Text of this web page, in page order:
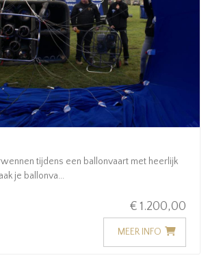
tijdens een ballonvaart met heerlijk
je ballonva...
€ 1.200,00
MEER INFO